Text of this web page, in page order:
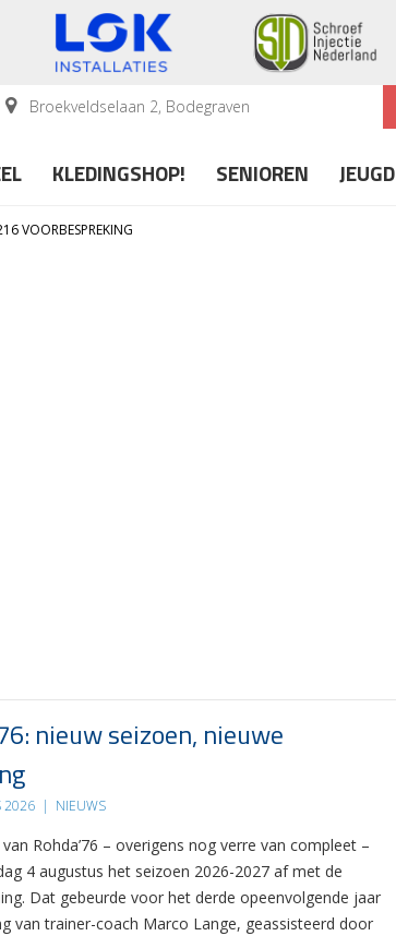
Broekveldselaan 2, Bodegraven
KLEDINGSHOP! SENIOREN JEUGD
VOORBESPREKING
nieuw seizoen, nieuwe
2026 | NIEUWS
Rohda’76 – overigens nog verre van compleet –
4 augustus het seizoen 2026-2027 af met de
Dat gebeurde voor het derde opeenvolgende jaar
van trainer-coach Marco Lange, geassisteerd door